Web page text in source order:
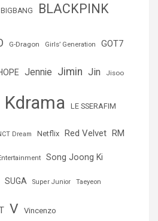
BIGBANG BLACKPINK
G-Dragon Girls’ Generation GOT7
Jennie Jimin Jin Jisoo
Kdrama LE SSERAFIM
Dream Netflix Red Velvet RM
Song Joong Ki
SUGA Super Junior Taeyeon
V Vincenzo